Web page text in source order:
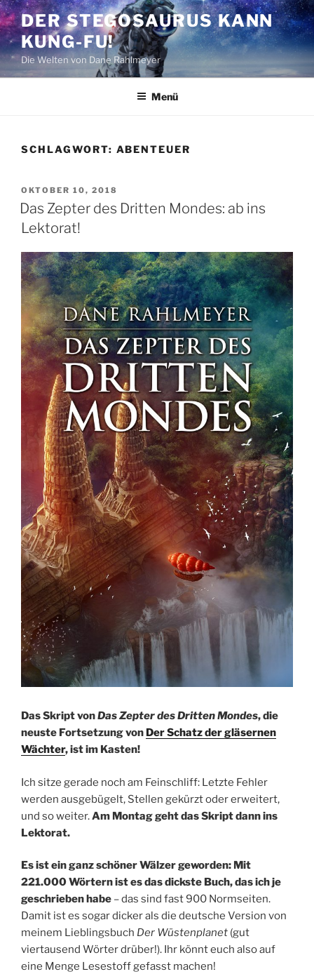
Zum
Inhalt
springen
DER STEGOSAURUS KANN
KUNG-FU!
Die Welten von Dane Rahlmeyer
Menü
SCHLAGWORT: ABENTEUER
VERÖFFENTLICHT
AM
OKTOBER 10, 2018
Das Zepter des Dritten Mondes: ab ins
Lektorat!
Das Skript vonDas Zepter des Dritten Mondes, die
neuste Fortsetzung von Der Schatz der gläsernen
Wächter, ist im Kasten!
Ich sitze gerade noch am Feinschliff: Letzte Fehler
werden ausgebügelt, Stellen gekürzt oder erweitert,
und so weiter.Am Montag geht das Skript dann ins
Lektorat.
Es ist ein ganz schöner Wälzer geworden: Mit
221.000 Wörtern ist es das dickste Buch, das ich je
geschrieben habe – das sind fast 900 Normseiten.
Damit ist es sogar dicker als die deutsche Version von
meinem Lieblingsbuch Der Wüstenplanet (gut
viertausend Wörter drüber!). Ihr könnt euch also auf
eine Menge Lesestoff gefasst machen!